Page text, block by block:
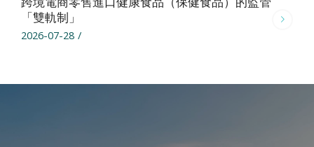
「雙軌制」
2026-07-28 /